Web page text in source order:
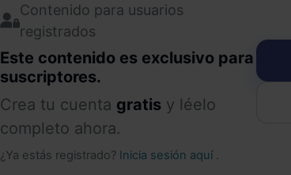
Contenido para usuarios
registrados
Este contenido es exclusivo para
suscriptores.
Crea tu cuenta gratis y léelo
completo ahora.
¿Ya estás registrado? Inicia sesión aquí .